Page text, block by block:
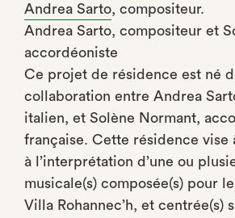
Andrea Sarto, compositeur.
Andrea Sarto, compositeur et
accordéoniste
Ce projet de résidence est né
collaboration entre Andrea
italien, et Solène Normant,
française. Cette résidence vise
à l’interprétation d’une ou
musicale(s) composée(s) pour
Villa Rohannec’h, et centrée(s)